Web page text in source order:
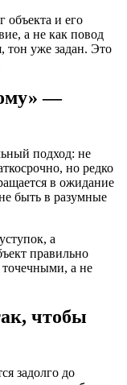
объекта и его
а не как повод
тон уже задан. Это
—
подход: не
но редко
в ожидание
быть в разумные
а
правильно
точечными, а не
чтобы
задолго до